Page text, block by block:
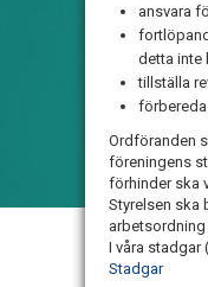
ansvara
detta inte
tillställa
Ordföranden
föreningens
förhinder ska
Styrelsen ska
arbetsordning
I våra stadgar
Stadgar